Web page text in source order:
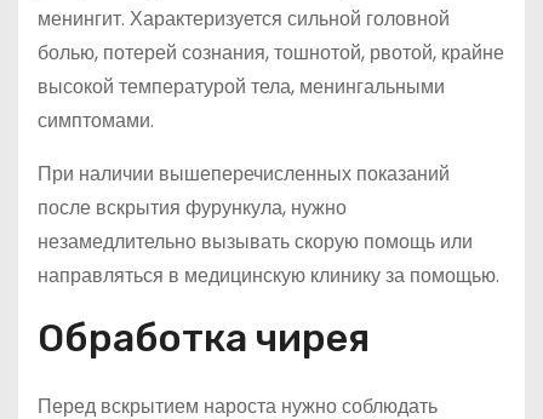
менингит. Характеризуется сильной головной
болью, потерей сознания, тошнотой, рвотой, крайне
высокой температурой тела, менингальными
симптомами.
При наличии вышеперечисленных показаний
после вскрытия фурункула, нужно
незамедлительно вызывать скорую помощь или
направляться в медицинскую клинику за помощью.
Обработка чирея
Перед вскрытием нароста нужно соблюдать